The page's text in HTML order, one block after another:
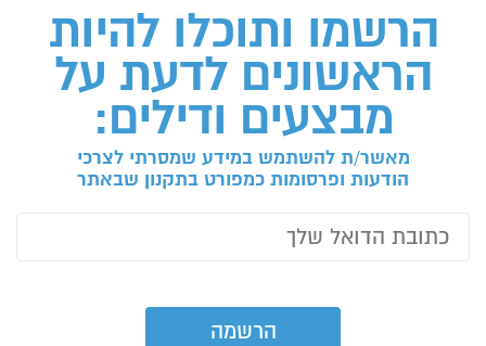
הרשמו ותוכלו להיות
הראשונים לדעת על
מבצעים ודילים:
מאשר/ת להשתמש במידע שמסרתי לצרכי
הודעות ופרסומות כמפורט בתקנון שבאתר